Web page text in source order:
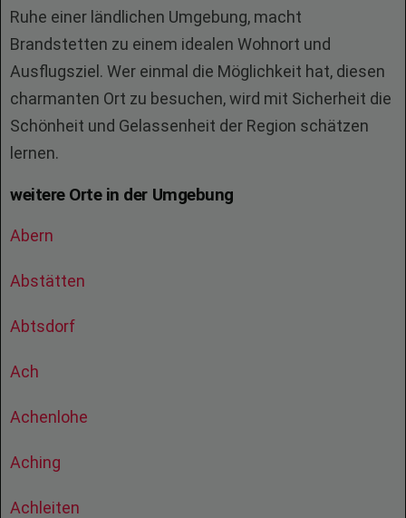
Ruhe einer ländlichen Umgebung, macht
Brandstetten zu einem idealen Wohnort und
Ausflugsziel. Wer einmal die Möglichkeit hat, diesen
charmanten Ort zu besuchen, wird mit Sicherheit die
Schönheit und Gelassenheit der Region schätzen
lernen.
weitere Orte in der Umgebung
Abern
Abstätten
Abtsdorf
Ach
Achenlohe
Aching
Achleiten